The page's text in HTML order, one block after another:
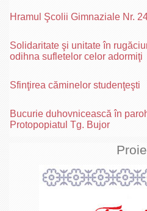
Hramul Şcolii Gimnaziale Nr.
Solidaritate şi unitate în
odihna sufletelor celor adormiţi
Sfinţirea căminelor studenţeşti
Bucurie duhovnicească în
Protopopiatul Tg. Bujor